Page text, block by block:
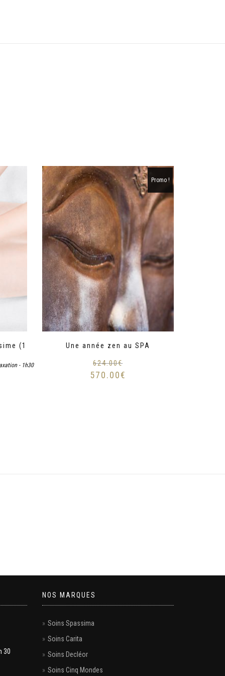
(1
- 1h30
Une année zen au SPA
Promo !
624.00€
570.00€
30
NOS MARQUES
Soins Spassima
Soins Carita
Soins Decléor
Soins Cinq Mondes